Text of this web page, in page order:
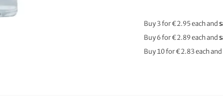
Buy 3 for€2.95each and
Buy 6 for€2.89each and
Buy 10 for€2.83each and